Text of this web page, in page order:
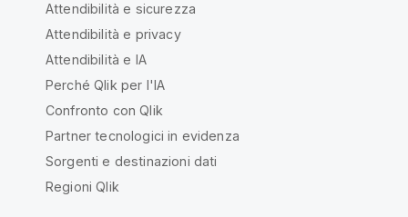
Attendibilità e sicurezza
Attendibilità e privacy
Attendibilità e IA
Perché Qlik per l'IA
Confronto con Qlik
Partner tecnologici in evidenza
Sorgenti e destinazioni dati
Regioni Qlik